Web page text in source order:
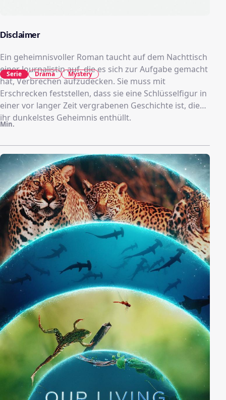
Disclaimer
Ein geheimnisvoller Roman taucht auf dem Nachttisch
einer Journalistin auf, die es sich zur Aufgabe gemacht
hat, Verbrechen aufzudecken. Sie muss mit
Erschrecken feststellen, dass sie eine Schlüsselfigur in
einer vor langer Zeit vergrabenen Geschichte ist, die
ihr dunkelstes Geheimnis enthüllt.
Min.
Serie Drama Mystery